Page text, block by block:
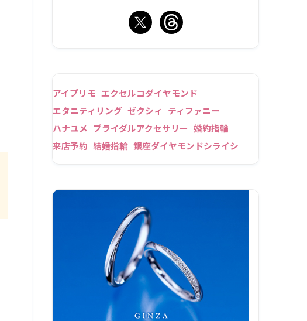
アイプリモ エクセルコダイヤモンド
エタニティリング ゼクシィ
ティファニー
ハナユメ ブライダルアクセサリー 婚約指輪
来店予約 結婚指輪 銀座ダイヤモンドシライシ